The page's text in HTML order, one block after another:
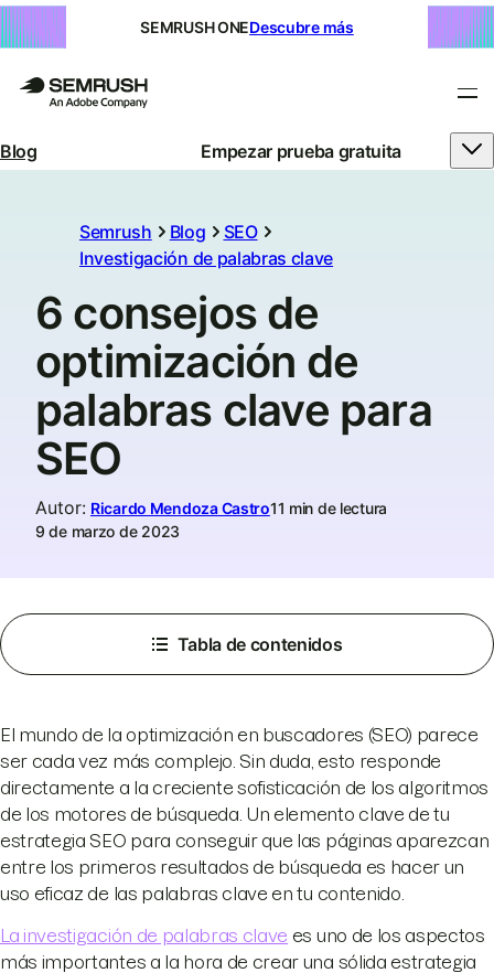
SEMRUSH ONEDescubre más
Blog Empezar prueba gratuita
Semrush Blog
SEO
Investigación de palabras clave
6 consejos de
optimización de
palabras clave para
SEO
Autor: Ricardo Mendoza Castro11 min de lectura
9 de marzo de 2023
Tabla de contenidos
El mundo de la optimización en buscadores (SEO) parece
ser cada vez más complejo. Sin duda, esto responde
directamente a la creciente sofisticación de los algoritmos
de los motores de búsqueda. Un elemento clave de tu
estrategia SEO para conseguir que las páginas aparezcan
entre los primeros resultados de búsqueda es hacer un
uso eficaz de las palabras clave en tu contenido.
La investigación de palabras clave es uno de los aspectos
más importantes a la hora de crear una sólida estrategia